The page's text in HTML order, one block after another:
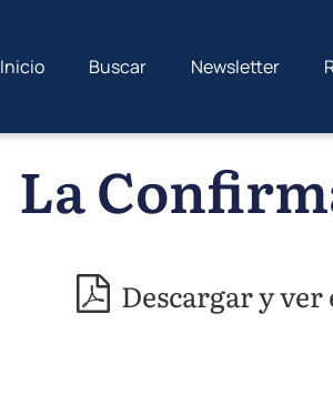
Inicio Buscar Newsletter
La
Descargar y ver